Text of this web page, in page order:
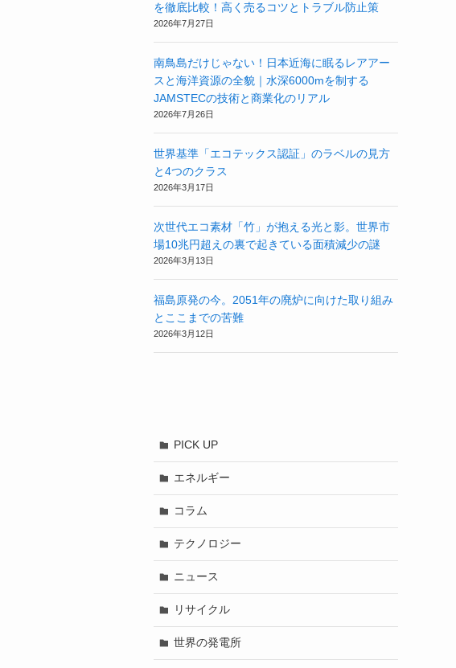
を徹底比較！高く売るコツとトラブル防止策
2026年7月27日
南鳥島だけじゃない！日本近海に眠るレアアー
スと海洋資源の全貌｜水深6000mを制する
JAMSTECの技術と商業化のリアル
2026年7月26日
世界基準「エコテックス認証」のラベルの見方
と4つのクラス
2026年3月17日
次世代エコ素材「竹」が抱える光と影。世界市
場10兆円超えの裏で起きている面積減少の謎
2026年3月13日
福島原発の今。2051年の廃炉に向けた取り組み
とここまでの苦難
2026年3月12日
PICK UP
エネルギー
コラム
テクノロジー
ニュース
リサイクル
世界の発電所